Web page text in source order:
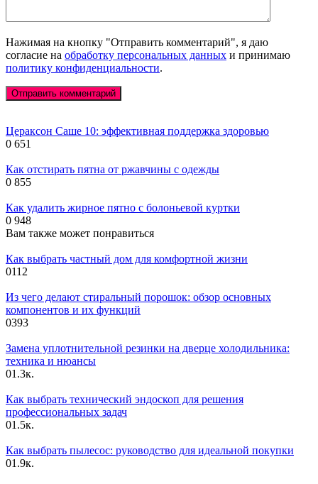
Нажимая на кнопку "Отправить комментарий", я даю
согласие на обработку персональных данных и принимаю
политику конфиденциальности.
Цераксон Саше 10: эффективная поддержка здоровью
0 651
Как отстирать пятна от ржавчины с одежды
0 855
Как удалить жирное пятно с болоньевой куртки
0 948
Вам также может понравиться
Как выбрать частный дом для комфортной жизни
0112
Из чего делают стиральный порошок: обзор основных
компонентов и их функций
0393
Замена уплотнительной резинки на дверце холодильника:
техника и нюансы
01.3к.
Как выбрать технический эндоскоп для решения
профессиональных задач
01.5к.
Как выбрать пылесос: руководство для идеальной покупки
01.9к.